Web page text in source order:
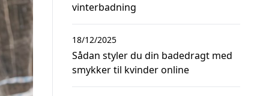
vinterbadning
Sådan styler du din badedragt med
smykker til kvinder online
18/12/2025